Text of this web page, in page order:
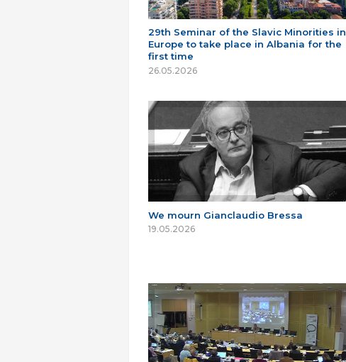
29th Seminar of the Slavic Minorities in
Europe to take place in Albania for the
first time
26.05.2026
We mourn Gianclaudio Bressa
19.05.2026